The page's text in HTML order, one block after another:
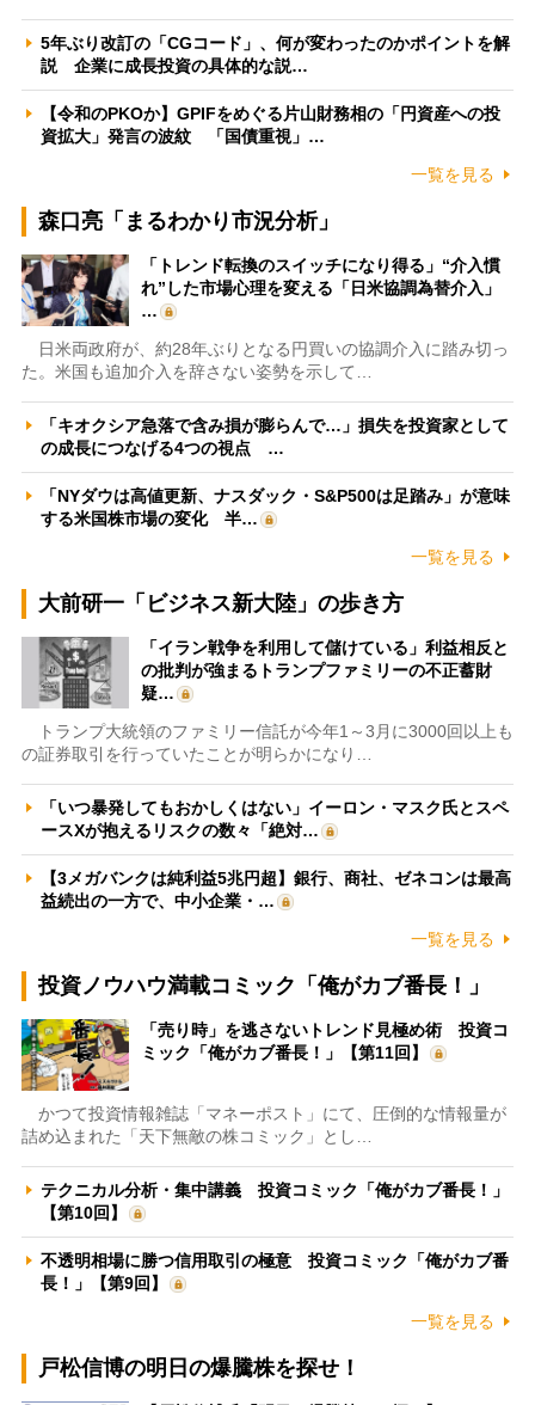
5年ぶり改訂の「CGコード」、何が変わったのかポイントを解
説 企業に成長投資の具体的な説…
【令和のPKOか】GPIFをめぐる片山財務相の「円資産への投
資拡大」発言の波紋 「国債重視」…
一覧を見る
森口亮「まるわかり市況分析」
「トレンド転換のスイッチになり得る」“介入慣
れ”した市場心理を変える「日米協調為替介入」
…
日米両政府が、約28年ぶりとなる円買いの協調介入に踏み切っ
た。米国も追加介入を辞さない姿勢を示して…
「キオクシア急落で含み損が膨らんで…」損失を投資家として
の成長につなげる4つの視点 …
「NYダウは高値更新、ナスダック・S&P500は足踏み」が意味
する米国株市場の変化 半…
一覧を見る
大前研一「ビジネス新大陸」の歩き方
「イラン戦争を利用して儲けている」利益相反と
の批判が強まるトランプファミリーの不正蓄財
疑…
トランプ大統領のファミリー信託が今年1～3月に3000回以上も
の証券取引を行っていたことが明らかになり…
「いつ暴発してもおかしくはない」イーロン・マスク氏とスペ
ースXが抱えるリスクの数々「絶対…
【3メガバンクは純利益5兆円超】銀行、商社、ゼネコンは最高
益続出の一方で、中小企業・…
一覧を見る
投資ノウハウ満載コミック「俺がカブ番長！」
「売り時」を逃さないトレンド見極め術 投資コ
ミック「俺がカブ番長！」【第11回】
かつて投資情報雑誌「マネーポスト」にて、圧倒的な情報量が
詰め込まれた「天下無敵の株コミック」とし…
テクニカル分析・集中講義 投資コミック「俺がカブ番長！」
【第10回】
不透明相場に勝つ信用取引の極意 投資コミック「俺がカブ番
長！」【第9回】
一覧を見る
戸松信博の明日の爆騰株を探せ！